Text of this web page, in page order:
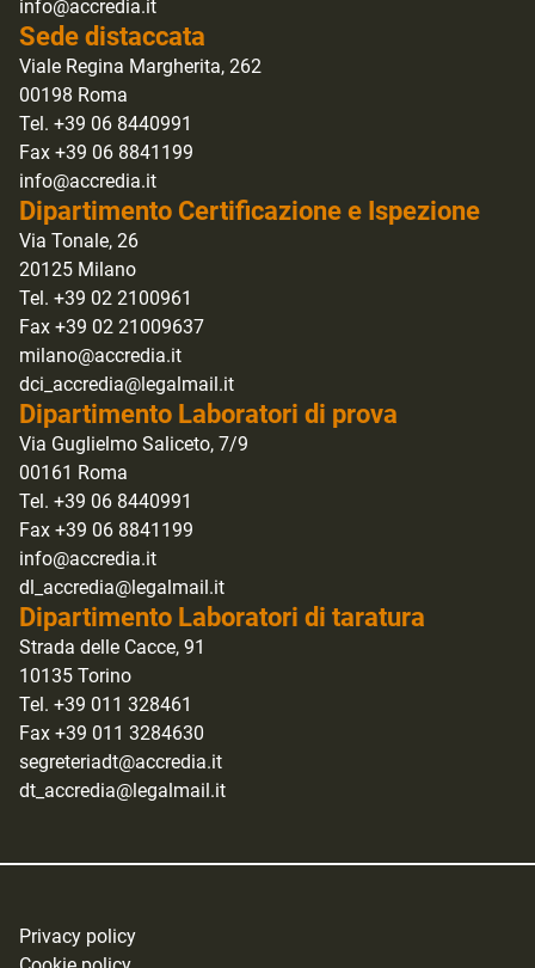
info@accredia.it
Sede distaccata
Viale Regina Margherita, 262
00198 Roma
Tel. +39 06 8440991
Fax +39 06 8841199
info@accredia.it
Dipartimento Certificazione e Ispezione
Via Tonale, 26
20125 Milano
Tel. +39 02 2100961
Fax +39 02 21009637
milano@accredia.it
dci_accredia@legalmail.it
Dipartimento Laboratori di prova
Via Guglielmo Saliceto, 7/9
00161 Roma
Tel. +39 06 8440991
Fax +39 06 8841199
info@accredia.it
dl_accredia@legalmail.it
Dipartimento Laboratori di taratura
Strada delle Cacce, 91
10135 Torino
Tel. +39 011 328461
Fax +39 011 3284630
segreteriadt@accredia.it
dt_accredia@legalmail.it
Privacy policy